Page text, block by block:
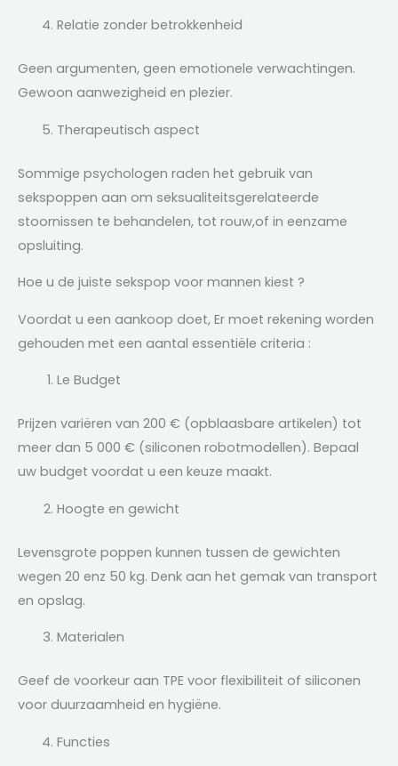
Relatie zonder betrokkenheid
Geen argumenten, geen emotionele verwachtingen.
Gewoon aanwezigheid en plezier.
Therapeutisch aspect
Sommige psychologen raden het gebruik van
sekspoppen aan om seksualiteitsgerelateerde
stoornissen te behandelen, tot rouw,of in eenzame
opsluiting.
Hoe u de juiste sekspop voor mannen kiest ?
Voordat u een aankoop doet, Er moet rekening worden
gehouden met een aantal essentiële criteria :
Le Budget
Prijzen variëren van 200 € (opblaasbare artikelen) tot
meer dan 5 000 € (siliconen robotmodellen). Bepaal
uw budget voordat u een keuze maakt.
Hoogte en gewicht
Levensgrote poppen kunnen tussen de gewichten
wegen 20 enz 50 kg. Denk aan het gemak van transport
en opslag.
Materialen
Geef de voorkeur aan TPE voor flexibiliteit of siliconen
voor duurzaamheid en hygiëne.
Functies